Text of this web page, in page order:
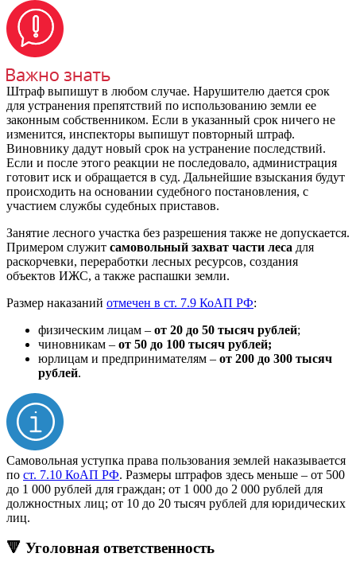
Штраф выпишут в любом случае. Нарушителю дается срок
для устранения препятствий по использованию земли ее
законным собственником. Если в указанный срок ничего не
изменится, инспекторы выпишут повторный штраф.
Виновнику дадут новый срок на устранение последствий.
Если и после этого реакции не последовало, администрация
готовит иск и обращается в суд. Дальнейшие взыскания будут
происходить на основании судебного постановления, с
участием службы судебных приставов.
Занятие лесного участка без разрешения также не допускается.
Примером служит самовольный захват части леса для
раскорчевки, переработки лесных ресурсов, создания
объектов ИЖС, а также распашки земли.
Размер наказаний отмечен в ст. 7.9 КоАП РФ:
физическим лицам – от 20 до 50 тысяч рублей;
чиновникам – от 50 до 100 тысяч рублей;
юрлицам и предпринимателям – от 200 до 300 тысяч
рублей.
Самовольная уступка права пользования землей наказывается
по ст. 7.10 КоАП РФ. Размеры штрафов здесь меньше – от 500
до 1 000 рублей для граждан; от 1 000 до 2 000 рублей для
должностных лиц; от 10 до 20 тысяч рублей для юридических
лиц.
🔻 Уголовная ответственность